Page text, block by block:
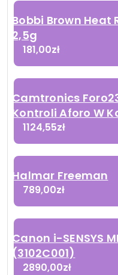
Bobbi Brown Heat
2,5g
181,00zł
Camtronics
Kontroli Aforo W
1124,55zł
Halmar Freeman
789,00zł
Canon i-SENSYS
(3102C001)
2890,00zł